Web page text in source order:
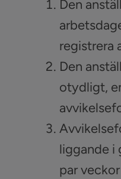
Den
registrera
Den
otydligt,
liggande i
par